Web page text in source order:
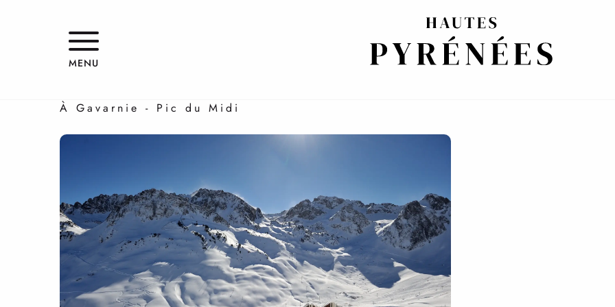
MENU
Expériences wahou !
À Gavarnie - Pic du Midi